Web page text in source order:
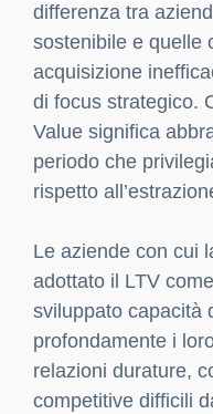
differenza tra
sostenibile e quelle
acquisizione
di focus strategico.
Value significa
periodo che
rispetto
Le aziende con cui
adottato il LTV
sviluppato capacità
profondamente i
relazioni durature,
competitive difficili